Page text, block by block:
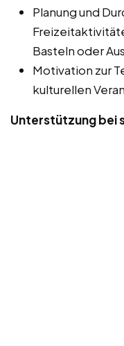
Planung und
Basteln oder
Motivation zur
kulturellen
Unterstützung bei